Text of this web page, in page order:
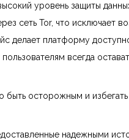
уровень защиты
сеть Tor, что исключает
делает платформу
всегда
быть осторожным и
надежными